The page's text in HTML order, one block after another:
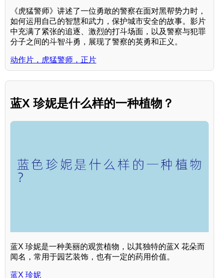
《虎猛警师》讲述了一位勇敢的警察在面对黑帮势力时，
如何运用自己的智慧和武力，保护城市安全的故事。影片
中充满了紧张的追逐、激烈的打斗场面，以及警察与犯罪
分子之间的斗智斗勇，展现了警察的英勇和正义。
动作片，虎猛警师，正片
蓝X 珍妮是什么样的一种植物？
蓝X 珍妮是一种美丽的观赏植物，以其独特的蓝X 花朵而
闻名，常用于园艺装饰，也有一定的药用价值。
蓝X 珍妮